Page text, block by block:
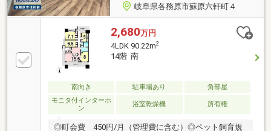
岐阜県各務原市蘇原六軒町４
2,680万円
4LDK 90.22m2
14階 南
南向き 駐車場あり
角部屋
モニタ付インターホ
ン
浴室乾燥機 所有権
◎町会費 450円/月（管理費に含む）◎ペット飼育規